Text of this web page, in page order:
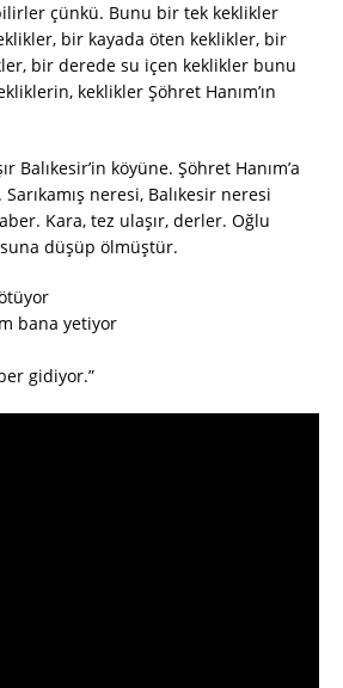
çünkü. Bunu bir tek keklikler
bir kayada öten keklikler, bir
bir derede su içen keklikler bunu
keklikler Şöhret Hanım’ın
Balıkesir’in köyüne. Şöhret Hanım’a
neresi, Balıkesir neresi
Kara, tez ulaşır, derler. Oğlu
düşüp ölmüştür.
bana yetiyor
gidiyor.”